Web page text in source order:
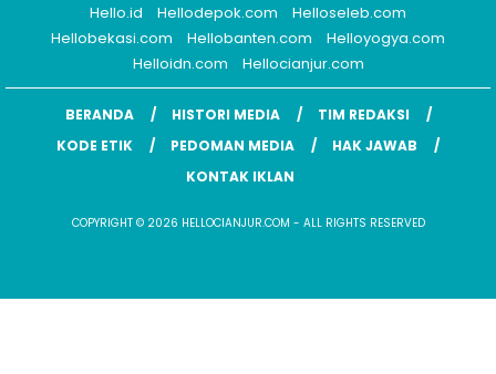
Hello.id
Hellodepok.com
Helloseleb.com
Hellobekasi.com
Hellobanten.com
Helloyogya.com
Helloidn.com
Hellocianjur.com
BERANDA HISTORI MEDIA
TIM REDAKSI
KODE ETIK
PEDOMAN MEDIA
HAK JAWAB
KONTAK IKLAN
COPYRIGHT © 2026 HELLOCIANJUR.COM - ALL RIGHTS RESERVED